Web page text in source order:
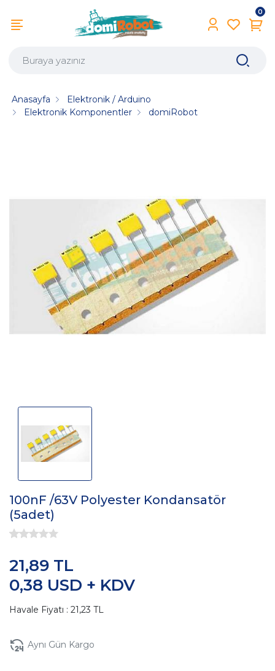
0
Anasayfa
Elektronik / Arduino
Elektronik Komponentler
domiRobot
100nF /63V Polyester Kondansatör
(5adet)
0,38 USD + KDV
21,89 TL
Havale Fiyatı : 21,23 TL
Aynı Gün Kargo